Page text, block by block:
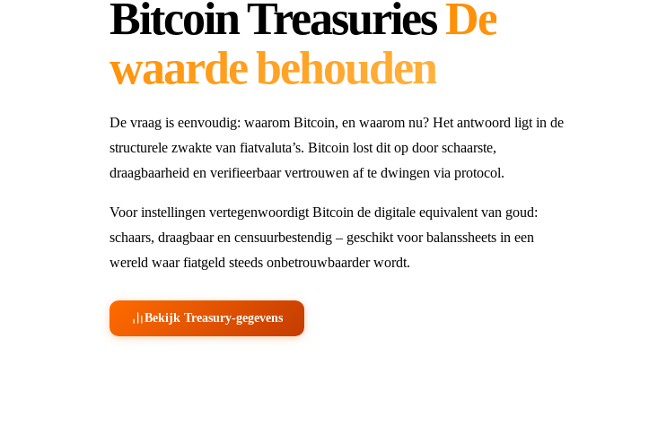
Bitcoin Treasuries De
waarde behouden
De vraag is eenvoudig: waarom Bitcoin, en waarom nu? Het antwoord ligt in de
structurele zwakte van fiatvaluta’s. Bitcoin lost dit op door schaarste,
draagbaarheid en verifieerbaar vertrouwen af te dwingen via protocol.
Voor instellingen vertegenwoordigt Bitcoin de digitale equivalent van goud:
schaars, draagbaar en censuurbestendig – geschikt voor balanssheets in een
wereld waar fiatgeld steeds onbetrouwbaarder wordt.
Bekijk Treasury-gegevens